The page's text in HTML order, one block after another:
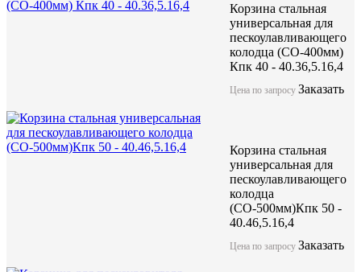
Корзина стальная
универсальная для
пескоулавливающего
колодца (СО-400мм)
Кпк 40 - 40.36,5.16,4
Цена по запросу Заказать
Корзина стальная
универсальная для
пескоулавливающего
колодца
(СО-500мм)Кпк 50 -
40.46,5.16,4
Цена по запросу Заказать